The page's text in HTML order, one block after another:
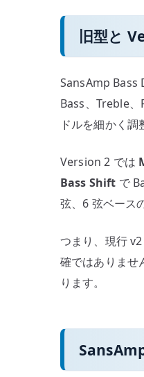
旧型と
SansAmp Bass
Bass、Treble
ドルを細かく調
Version 2 では
Bass Shift で
弦、6 弦ベース
つまり、現行
確ではありませ
ります。